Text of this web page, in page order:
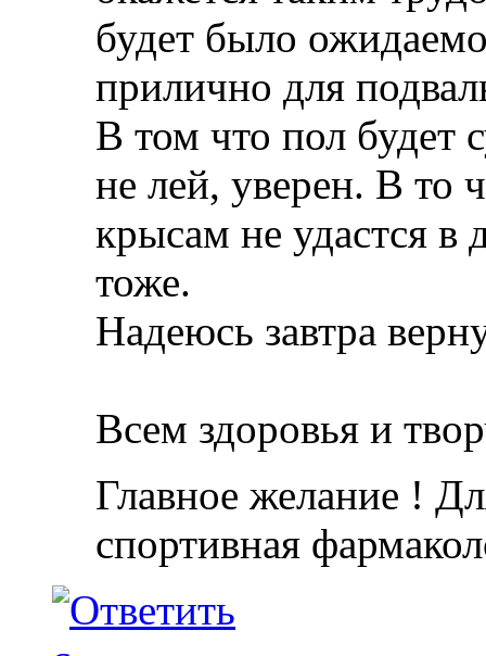
будет было
прилично для
В том что пол будет
не лей, уверен. В то
крысам не удастся в
тоже.
Надеюсь завтра
Всем здоровья и
Главное желание !
спортивная